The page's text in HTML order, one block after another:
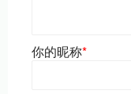
你的昵称*